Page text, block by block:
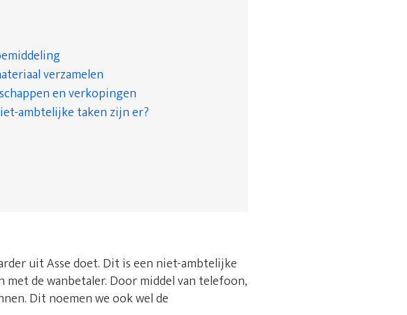
verzamelen
en verkopingen
ambtelijke taken zijn er?
uit Asse doet. Dit is een niet-ambtelijke
de wanbetaler. Door middel van telefoon,
Dit noemen we ook wel de